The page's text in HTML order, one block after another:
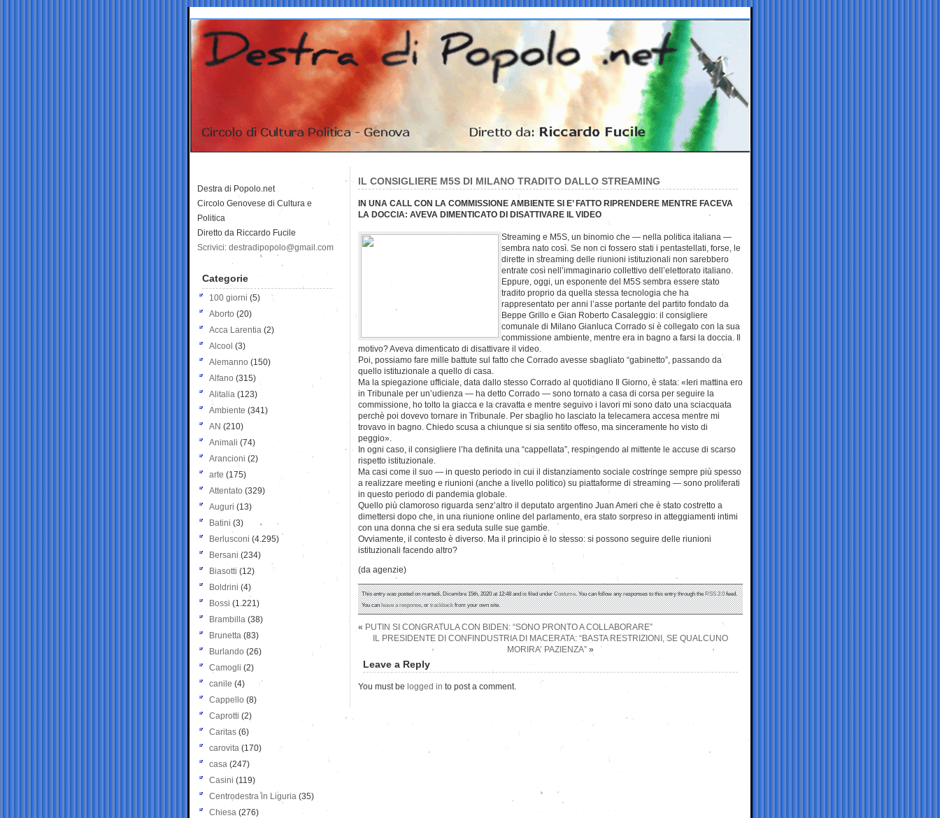
IL CONSIGLIERE M5S DI MILANO TRADITO DALLO STREAMING
IN UNA CALL CON LA COMMISSIONE AMBIENTE SI E’ FATTO RIPRENDERE MENTRE FACEVA
LA DOCCIA: AVEVA DIMENTICATO DI DISATTIVARE IL VIDEO
Streaming e M5S, un binomio che — nella politica italiana —
sembra nato così. Se non ci fossero stati i pentastellati, forse, le
dirette in streaming delle riunioni istituzionali non sarebbero
entrate così nell’immaginario collettivo dell’elettorato italiano.
Eppure, oggi, un esponente del M5S sembra essere stato
tradito proprio da quella stessa tecnologia che ha
rappresentato per anni l’asse portante del partito fondato da
Beppe Grillo e Gian Roberto Casaleggio: il consigliere
comunale di Milano Gianluca Corrado si è collegato con la sua
commissione ambiente, mentre era in bagno a farsi la doccia. Il
motivo? Aveva dimenticato di disattivare il video.
Poi, possiamo fare mille battute sul fatto che Corrado avesse sbagliato “gabinetto”, passando da
quello istituzionale a quello di casa.
Ma la spiegazione ufficiale, data dallo stesso Corrado al quotidiano Il Giorno, è stata: «Ieri mattina ero
in Tribunale per un’udienza — ha detto Corrado — sono tornato a casa di corsa per seguire la
commissione, ho tolto la giacca e la cravatta e mentre seguivo i lavori mi sono dato una sciacquata
perchè poi dovevo tornare in Tribunale. Per sbaglio ho lasciato la telecamera accesa mentre mi
trovavo in bagno. Chiedo scusa a chiunque si sia sentito offeso, ma sinceramente ho visto di
peggio».
In ogni caso, il consigliere l’ha definita una “cappellata”, respingendo al mittente le accuse di scarso
rispetto istituzionale.
Ma casi come il suo — in questo periodo in cui il distanziamento sociale costringe sempre più spesso
a realizzare meeting e riunioni (anche a livello politico) su piattaforme di streaming — sono proliferati
in questo periodo di pandemia globale.
Quello più clamoroso riguarda senz’altro il deputato argentino Juan Ameri che è stato costretto a
dimettersi dopo che, in una riunione online del parlamento, era stato sorpreso in atteggiamenti intimi
con una donna che si era seduta sulle sue gambe.
Ovviamente, il contesto è diverso. Ma il principio è lo stesso: si possono seguire delle riunioni
istituzionali facendo altro?
(da agenzie)
This entry was posted on martedì, Dicembre 15th, 2020 at 12:48 and is filed underCostume. You can follow any responses to this entry through theRSS 2.0feed.
You canleave a response, ortrackbackfrom your own site.
« PUTIN SI CONGRATULA CON BIDEN: “SONO PRONTO A COLLABORARE”
IL PRESIDENTE DI CONFINDUSTRIA DI MACERATA: “BASTA RESTRIZIONI, SE QUALCUNO
MORIRA’ PAZIENZA” »
Leave a Reply
You must be logged in to post a comment.
Destra di Popolo.net
Circolo Genovese di Cultura e
Politica
Diretto da Riccardo Fucile
Scrivici: destradipopolo@gmail.com
Categorie
100 giorni (5)
Aborto (20)
Acca Larentia (2)
Alcool (3)
Alemanno (150)
Alfano (315)
Alitalia (123)
Ambiente (341)
AN (210)
Animali (74)
Arancioni (2)
arte (175)
Attentato (329)
Auguri (13)
Batini (3)
Berlusconi (4.295)
Bersani (234)
Biasotti (12)
Boldrini (4)
Bossi (1.221)
Brambilla (38)
Brunetta (83)
Burlando (26)
Camogli (2)
canile (4)
Cappello (8)
Caprotti (2)
Caritas (6)
carovita (170)
casa (247)
Casini (119)
Centrodestra in Liguria (35)
Chiesa (276)